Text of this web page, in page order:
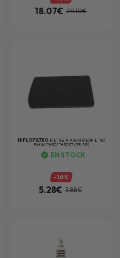
18.07€ 20.10€
HIFLOFILTRO FILTRE À AIR HIFLOFILTRO
BMW F650/F650ST (93-99)
EN STOCK
-10%
5.28€ 5.88€